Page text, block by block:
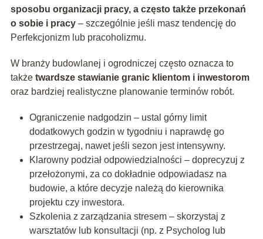
sposobu organizacji pracy, a często także przekonań
o sobie i pracy– szczególnie jeśli masz tendencję do
Perfekcjonizm lub pracoholizmu.
W branży budowlanej i ogrodniczej często oznacza to
także twardsze stawianie granic klientom i inwestorom
oraz bardziej realistyczne planowanie terminów robót.
Ograniczenie nadgodzin – ustal górny limit
dodatkowych godzin w tygodniu i naprawdę go
przestrzegaj, nawet jeśli sezon jest intensywny.
Klarowny podział odpowiedzialności – doprecyzuj z
przełożonymi, za co dokładnie odpowiadasz na
budowie, a które decyzje należą do kierownika
projektu czy inwestora.
Szkolenia z zarządzania stresem – skorzystaj z
warsztatów lub konsultacji (np. z Psycholog lub